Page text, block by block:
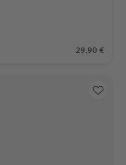
Aktueller
29,90 €